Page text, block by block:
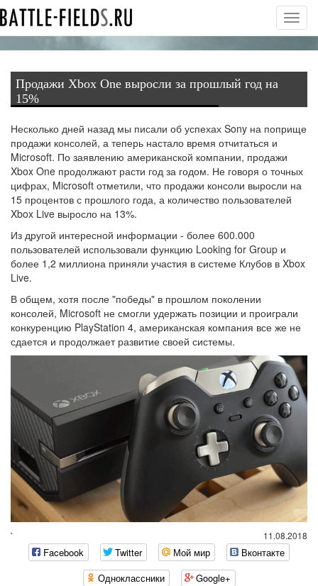
Продажи Xbox One выросли за прошлый год на
15%
Несколько дней назад мы писали об успехах Sony на поприще
продажи консолей, а теперь настало время отчитаться и
Microsoft. По заявлению американской компании, продажи
Xbox One продолжают расти год за годом. Не говоря о точных
цифрах, Microsoft отметили, что продажи консоли выросли на
15 процентов с прошлого года, а количество пользователей
Xbox Live выросло на 13%.
Из другой интересной информации - более 600.000
пользователей использовали функцию Looking for Group и
более 1,2 миллиона приняли участия в системе Клубов в Xbox
Live.
В общем, хотя после "победы" в прошлом поколении
консолей, Microsoft не смогли удержать позиции и проиграли
конкуренцию PlayStation 4, американская компания все же не
сдается и продолжает развитие своей системы.
11.08.2018
`
Facebook Twitter Мой мир
Вконтакте
Одноклассники
Google+